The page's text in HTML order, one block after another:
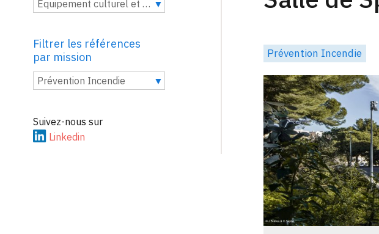
Équipement culturel et musées
Filtrer les références
par mission
Prévention Incendie
Suivez-nous sur
Linkedin
Prévention Incendie